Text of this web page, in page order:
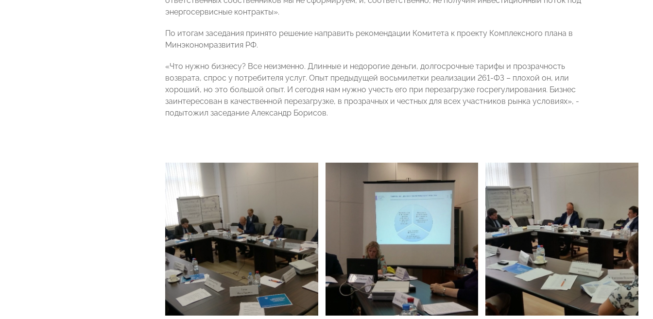
энергосервисные контракты».
По итогам заседания принято решение направить рекомендации Комитета к проекту Комплексного плана в
Минэкономразвития РФ.
«Что нужно бизнесу? Все неизменно. Длинные и недорогие деньги, долгосрочные тарифы и прозрачность
возврата, спрос у потребителя услуг. Опыт предыдущей восьмилетки реализации 261-ФЗ – плохой он, или
хороший, но это большой опыт. И сегодня нам нужно учесть его при перезагрузке госрегулирования. Бизнес
заинтересован в качественной перезагрузке, в прозрачных и честных для всех участников рынка условиях», -
подытожил заседание Александр Борисов.